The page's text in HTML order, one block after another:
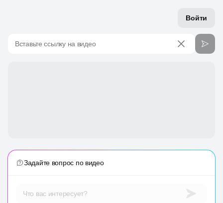
Войти
Вставьте ссылку на видео
Задайте вопрос по видео
Что вас интересует?